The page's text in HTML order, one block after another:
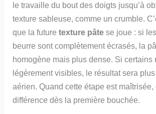
le travaille du bout des doigts jusqu’à
texture sableuse, comme un crumble.
que la futuretexture pâte se joue : si
beurre sont complètement écrasés, la
homogène mais plus dense. Si certains
légèrement visibles, le résultat sera
aérien. Quand cette étape est maîtrisée,
différence dès la première bouchée.